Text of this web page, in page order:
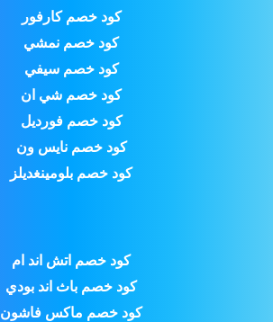
كود خصم كارفور
كود خصم نمشي
كود خصم سيفي
كود خصم شي ان
كود خصم فورديل
كود خصم نايس ون
كود خصم بلومينغديلز
كود خصم اتش اند ام
كود خصم باث اند بودي
كود خصم ماكس فاشون